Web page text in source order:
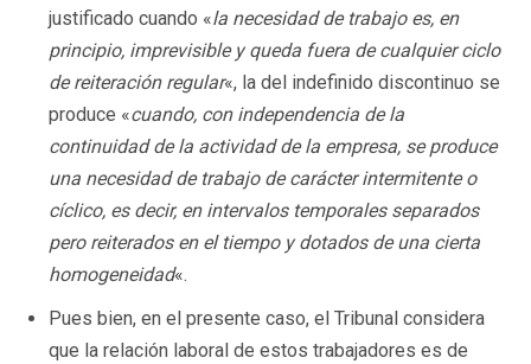
justificado cuando «la necesidad de trabajo es, en
principio, imprevisible y queda fuera de cualquier ciclo
de reiteración regular«, la del indefinido discontinuo se
produce «cuando, con independencia de la
continuidad de la actividad de la empresa, se produce
una necesidad de trabajo de carácter intermitente o
cíclico, es decir, en intervalos temporales separados
pero reiterados en el tiempo y dotados de una cierta
homogeneidad«.
Pues bien, en el presente caso, el Tribunal considera
que la relación laboral de estos trabajadores es de